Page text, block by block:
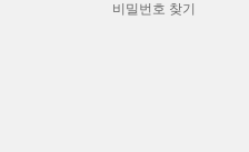
비밀번호 찾기